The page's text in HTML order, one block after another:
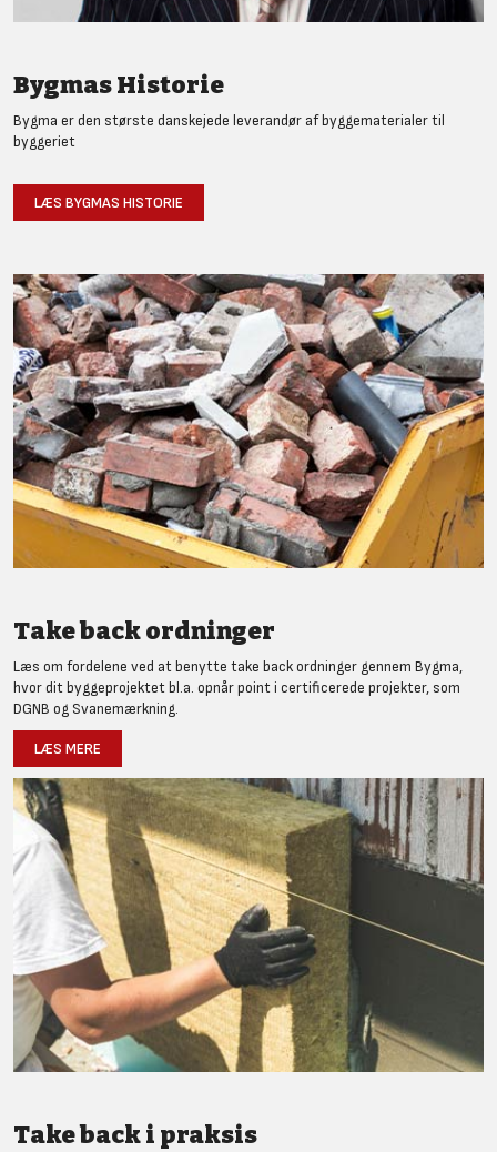
Bygmas Historie
Bygma er den største danskejede leverandør af byggematerialer til
byggeriet
LÆS BYGMAS HISTORIE
Take back ordninger
Læs om fordelene ved at benytte take back ordninger gennem Bygma,
hvor dit byggeprojektet bl.a. opnår point i certificerede projekter, som
DGNB og Svanemærkning.
LÆS MERE
Take back i praksis